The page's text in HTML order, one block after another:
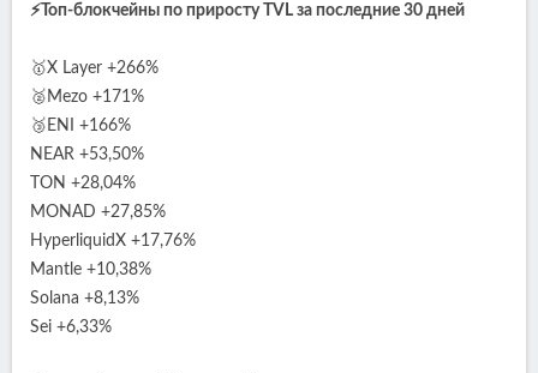
⚡️Топ-блокчейны по приросту TVL за последние 30 дней
🥇X Layer +266%
🥈Mezo +171%
🥉ENI +166%
NEAR +53,50%
TON +28,04%
MONAD +27,85%
HyperliquidX +17,76%
Mantle +10,38%
Solana +8,13%
Sei +6,33%